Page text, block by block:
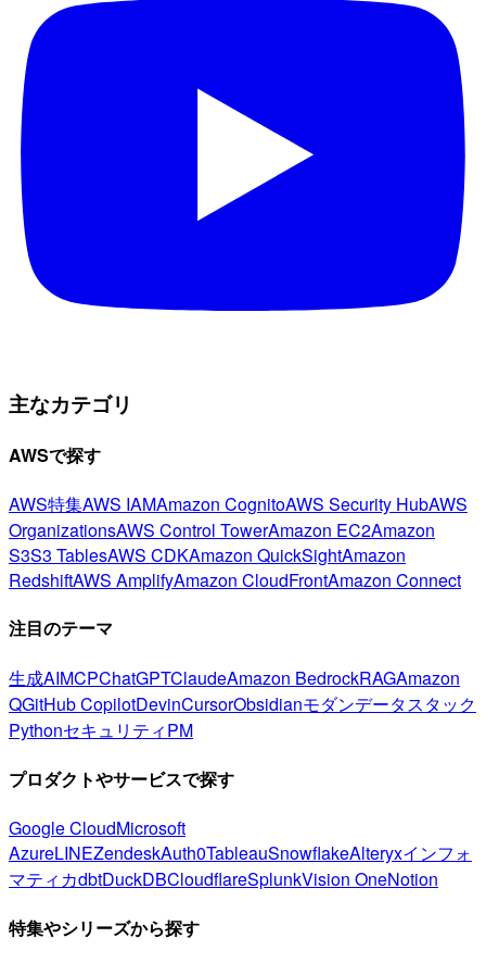
主なカテゴリ
AWSで探す
AWS特集AWS IAMAmazon CognitoAWS Security HubAWS
OrganizationsAWS Control TowerAmazon EC2Amazon
S3S3 TablesAWS CDKAmazon QuickSightAmazon
RedshiftAWS AmplifyAmazon CloudFrontAmazon Connect
注目のテーマ
生成AIMCPChatGPTClaudeAmazon BedrockRAGAmazon
QGitHub CopilotDevinCursorObsidianモダンデータスタック
PythonセキュリティPM
プロダクトやサービスで探す
Google CloudMicrosoft
AzureLINEZendeskAuth0TableauSnowflakeAlteryxインフォ
マティカdbtDuckDBCloudflareSplunkVision OneNotion
特集やシリーズから探す